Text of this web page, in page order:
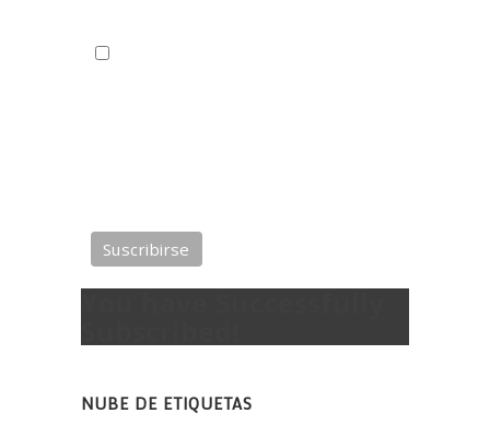
NUBE DE ETIQUETAS